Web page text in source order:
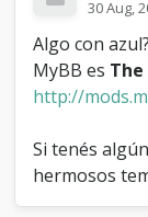
30 Aug,
Algo con
MyBB es
http://
Si tenés
hermosos